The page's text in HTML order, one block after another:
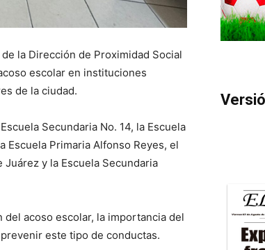
la Dirección de Proximidad Social
escolar en instituciones
de la ciudad.
Secundaria No. 14, la Escuela
Escuela Primaria Alfonso Reyes, el
Juárez y la Escuela Secundaria
acoso escolar, la importancia del
este tipo de conductas.